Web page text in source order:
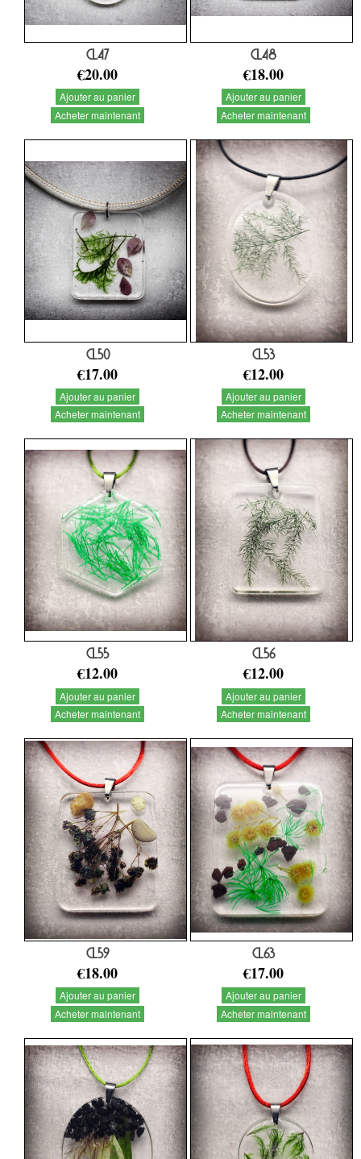
CL47
€20.00
Ajouter au panier
Acheter maintenant
CL48
€18.00
Ajouter au panier
Acheter maintenant
CL50
€17.00
Ajouter au panier
Acheter maintenant
CL53
€12.00
Ajouter au panier
Acheter maintenant
CL55
€12.00
Ajouter au panier
Acheter maintenant
CL56
€12.00
Ajouter au panier
Acheter maintenant
CL59
€18.00
Ajouter au panier
Acheter maintenant
CL63
€17.00
Ajouter au panier
Acheter maintenant